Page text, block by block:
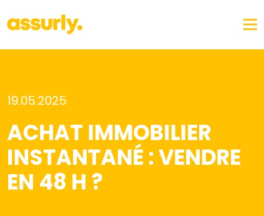
19.05.2025
ACHAT IMMOBILIER
INSTANTANÉ : VENDRE
EN 48 H ?